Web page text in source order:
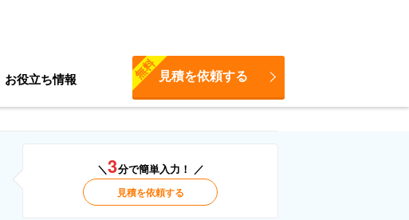
お役立ち情報 見積を依頼する
無料
＼3分で簡単入力！ ／
見積を依頼する